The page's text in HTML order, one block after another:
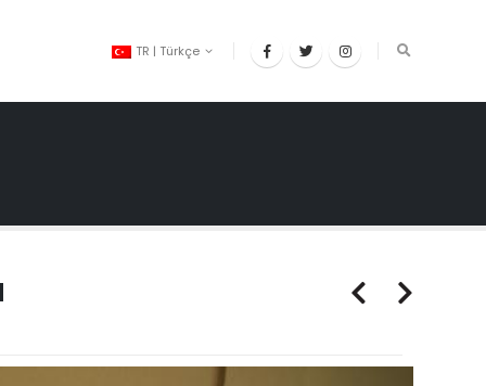
TR | Türkçe